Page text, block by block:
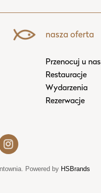
nasza oferta
Przenocuj u nas
Restauracje
Wydarzenia
Rezerwacje
Powered by HSBrands